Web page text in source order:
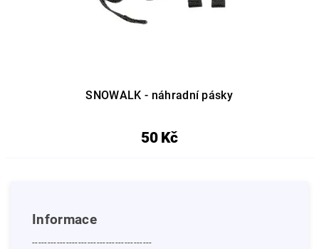
SNOWALK - náhradní pásky
50 Kč
Informace
---------------------------------------